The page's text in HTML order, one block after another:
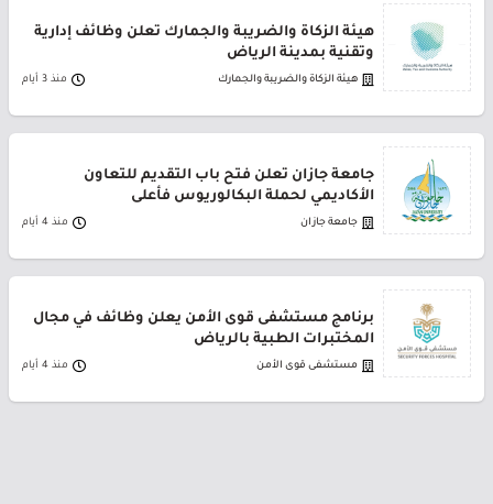
هيئة الزكاة والضريبة والجمارك تعلن وظائف إدارية
وتقنية بمدينة الرياض
هيئة الزكاة والضريبة والجمارك منذ 3 أيام
جامعة جازان تعلن فتح باب التقديم للتعاون
الأكاديمي لحملة البكالوريوس فأعلى
جامعة جازان منذ 4 أيام
برنامج مستشفى قوى الأمن يعلن وظائف في مجال
المختبرات الطبية بالرياض
مستشفى قوى الأمن منذ 4 أيام